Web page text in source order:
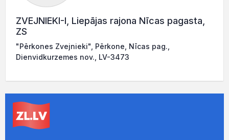
ZVEJNIEKI-I, Liepājas rajona Nīcas pagasta,
ZS
"Pērkones Zvejnieki", Pērkone, Nīcas pag.,
Dienvidkurzemes nov., LV-3473